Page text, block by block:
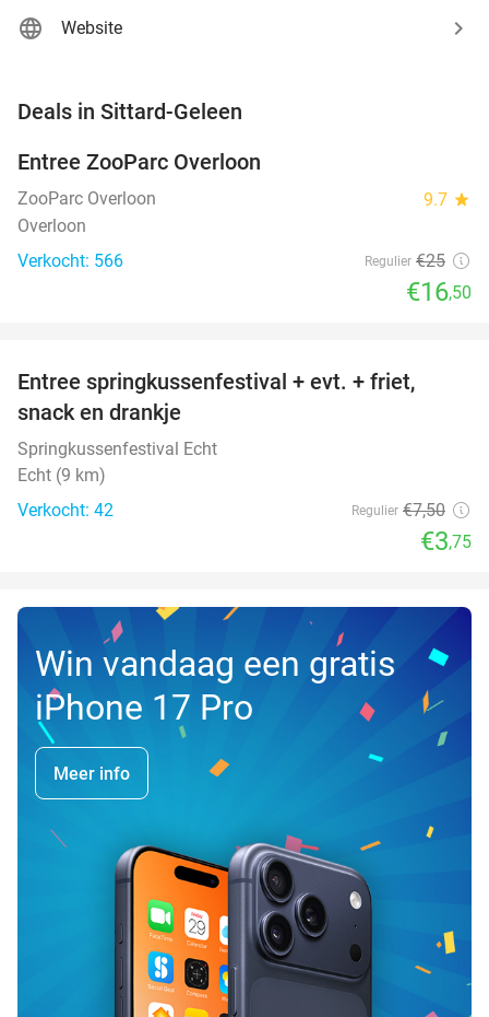
Website
Deals in Sittard-Geleen
TODAY
Entree ZooParc Overloon
ZooParc Overloon 9.7 star
Overloon
Verkocht: 566
Regulier €25
€16,50
TODAY
Entree springkussenfestival + evt. + friet,
snack en drankje
Springkussenfestival Echt
Echt (9 km)
Verkocht: 42
Regulier €7,50
€3,75
Win vandaag een gratis
iPhone 17 Pro
Meer info